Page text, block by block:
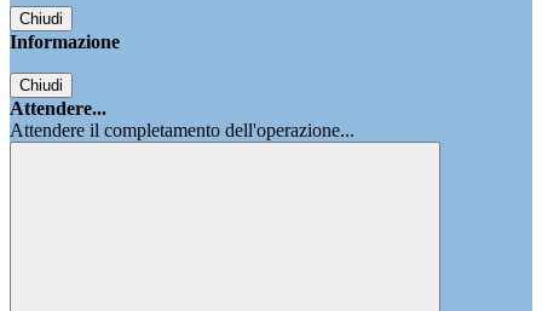
Chiudi
Informazione
Chiudi
Attendere...
Attendere il completamento dell'operazione...